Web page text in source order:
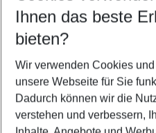
Reisezeitraum wählen
12.08.26– 10.08.27 5-
2 Erwachsene Keine
Mehr Filter
Ihnen das beste
bieten?
Wir verwenden Cookies
unsere Webseite für Sie
Dadurch können wir die
verstehen und verbessern,